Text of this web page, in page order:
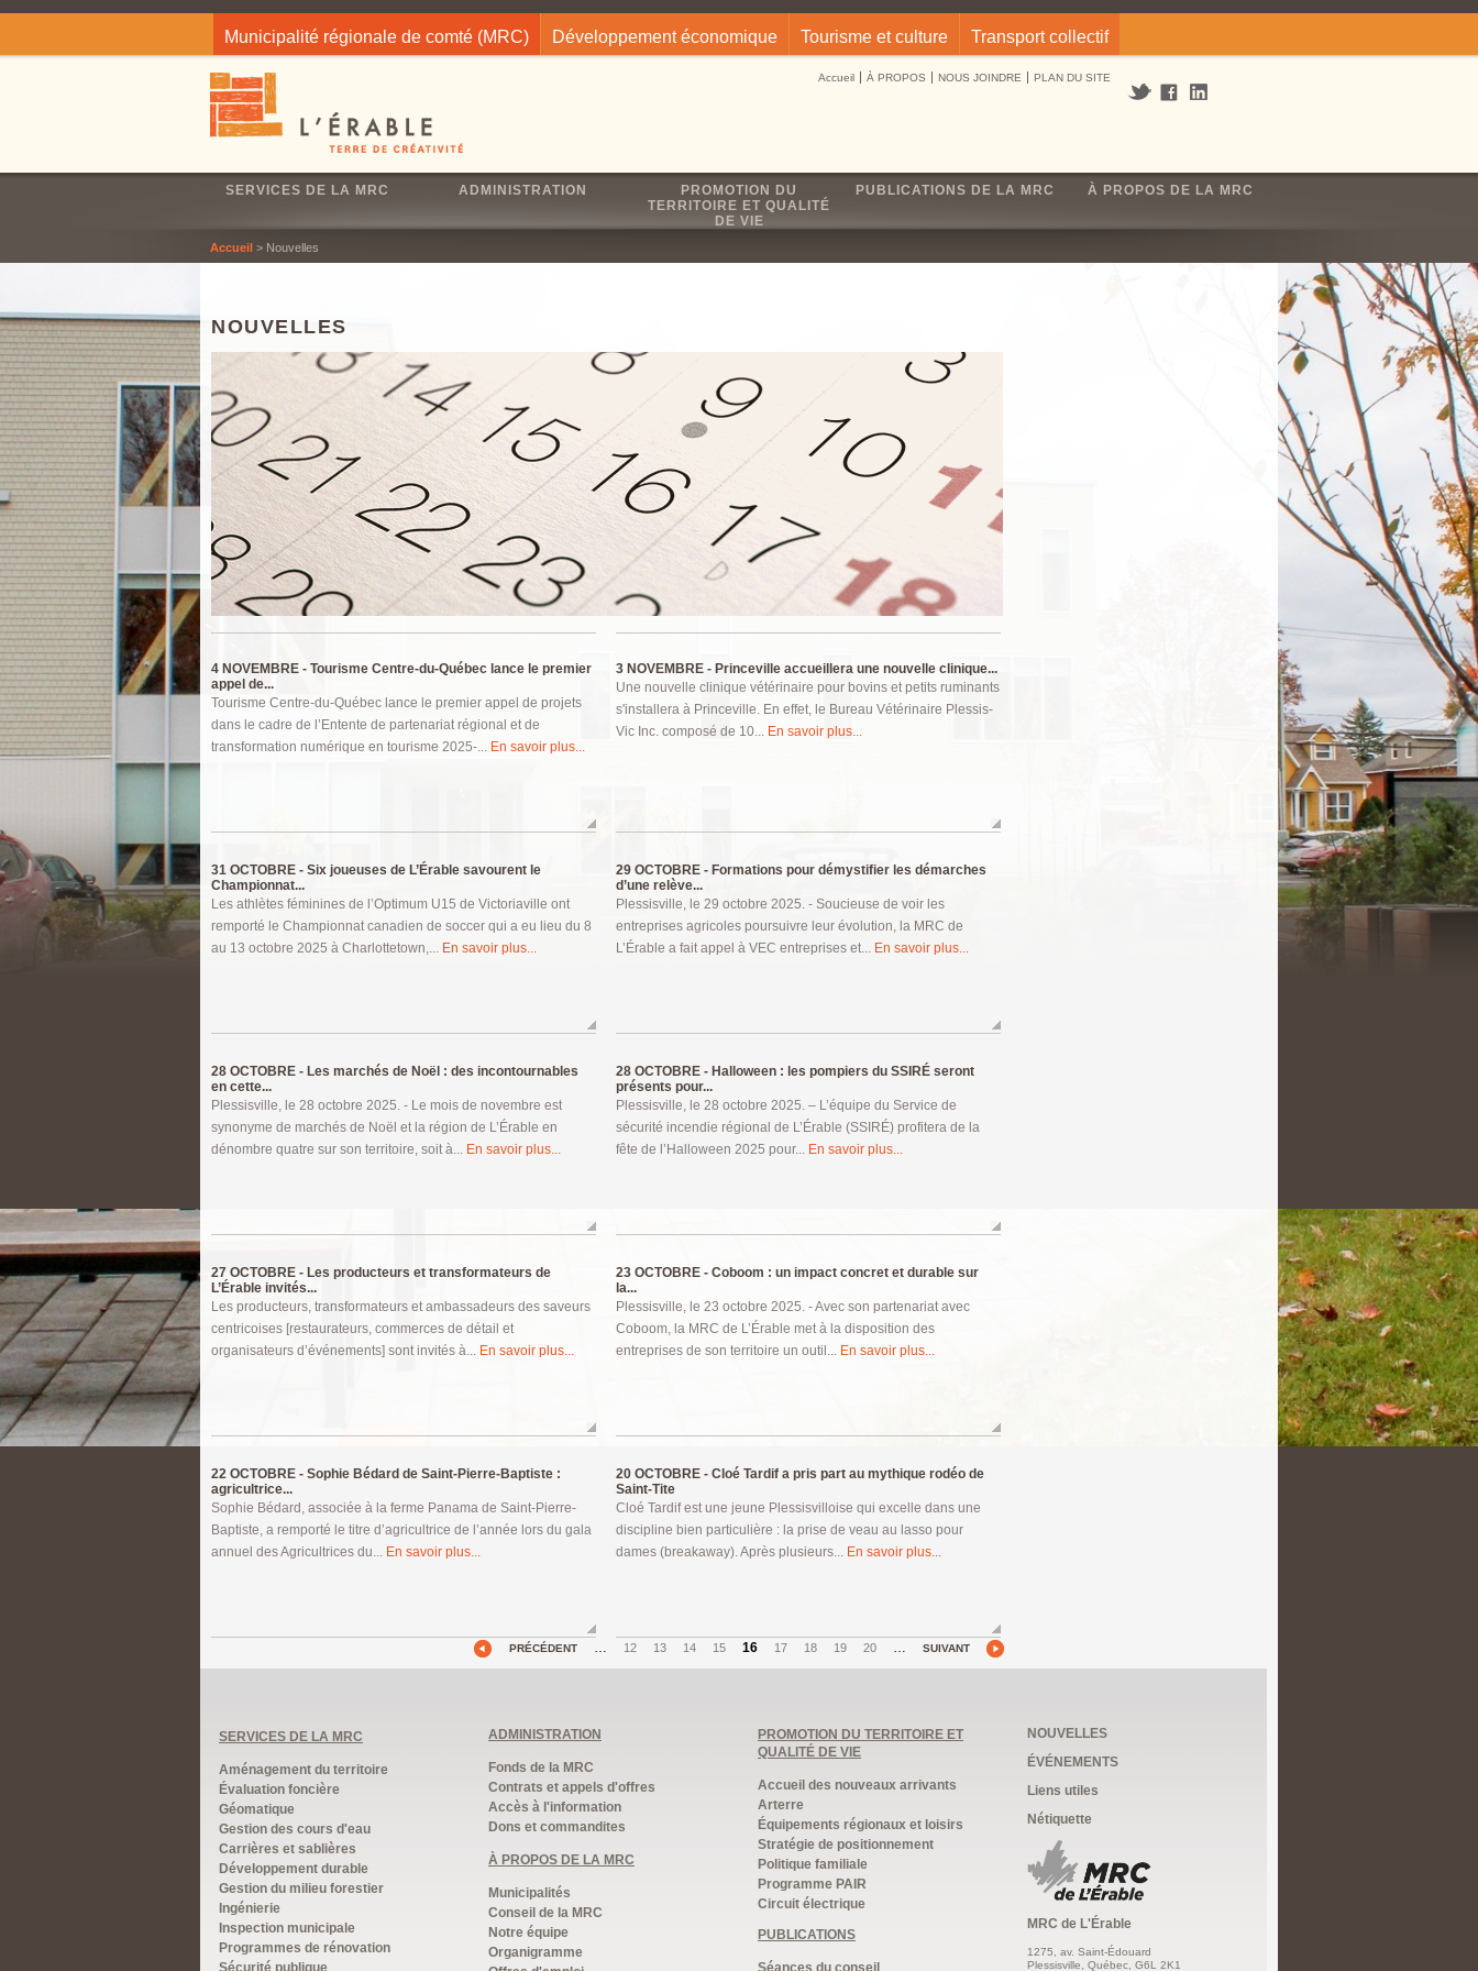
Municipalité régionale de comté (MRC) Développement économique Tourisme et culture Transport collectif
Accueil À PROPOS NOUS JOINDRE PLAN DU SITE
SERVICES DE LA MRC ADMINISTRATION
PROMOTION DU
TERRITOIRE ET QUALITÉ
DE VIE
PUBLICATIONS DE LA MRC À PROPOS DE LA MRC
Accueil> Nouvelles
NOUVELLES
4 NOVEMBRE - Tourisme Centre-du-Québec lance le premier
appel de...
Tourisme Centre-du-Québec lance le premier appel de projets
dans le cadre de l’Entente de partenariat régional et de
transformation numérique en tourisme 2025-... En savoir plus...
3 NOVEMBRE - Princeville accueillera une nouvelle clinique...
Une nouvelle clinique vétérinaire pour bovins et petits ruminants
s'installera à Princeville. En effet, le Bureau Vétérinaire Plessis-
Vic Inc. composé de 10... En savoir plus...
31 OCTOBRE - Six joueuses de L’Érable savourent le
Championnat...
Les athlètes féminines de l’Optimum U15 de Victoriaville ont
remporté le Championnat canadien de soccer qui a eu lieu du 8
au 13 octobre 2025 à Charlottetown,... En savoir plus...
29 OCTOBRE - Formations pour démystifier les démarches
d’une relève...
Plessisville, le 29 octobre 2025. - Soucieuse de voir les
entreprises agricoles poursuivre leur évolution, la MRC de
L’Érable a fait appel à VEC entreprises et... En savoir plus...
28 OCTOBRE - Les marchés de Noël : des incontournables
en cette...
Plessisville, le 28 octobre 2025. - Le mois de novembre est
synonyme de marchés de Noël et la région de L’Érable en
dénombre quatre sur son territoire, soit à... En savoir plus...
28 OCTOBRE - Halloween : les pompiers du SSIRÉ seront
présents pour...
Plessisville, le 28 octobre 2025. – L’équipe du Service de
sécurité incendie régional de L’Érable (SSIRÉ) profitera de la
fête de l’Halloween 2025 pour... En savoir plus...
27 OCTOBRE - Les producteurs et transformateurs de
L’Érable invités...
Les producteurs, transformateurs et ambassadeurs des saveurs
centricoises [restaurateurs, commerces de détail et
organisateurs d’événements] sont invités à... En savoir plus...
23 OCTOBRE - Coboom : un impact concret et durable sur
la...
Plessisville, le 23 octobre 2025. - Avec son partenariat avec
Coboom, la MRC de L’Érable met à la disposition des
entreprises de son territoire un outil... En savoir plus...
22 OCTOBRE - Sophie Bédard de Saint-Pierre-Baptiste :
agricultrice...
Sophie Bédard, associée à la ferme Panama de Saint-Pierre-
Baptiste, a remporté le titre d’agricultrice de l’année lors du gala
annuel des Agricultrices du... En savoir plus...
20 OCTOBRE - Cloé Tardif a pris part au mythique rodéo de
Saint-Tite
Cloé Tardif est une jeune Plessisvilloise qui excelle dans une
discipline bien particulière : la prise de veau au lasso pour
dames (breakaway). Après plusieurs... En savoir plus...
Pages
PRÉCÉDENT … 12 13 14 15 16 17 18 19 20 … SUIVANT
SERVICES DE LA MRC
Aménagement du territoire
Évaluation foncière
Géomatique
Gestion des cours d'eau
Carrières et sablières
Développement durable
Gestion du milieu forestier
Ingénierie
Inspection municipale
Programmes de rénovation
Sécurité publique
ADMINISTRATION
Fonds de la MRC
Contrats et appels d'offres
Accès à l'information
Dons et commandites
À PROPOS DE LA MRC
Municipalités
Conseil de la MRC
Notre équipe
Organigramme
PROMOTION DU TERRITOIRE ET
QUALITÉ DE VIE
Accueil des nouveaux arrivants
Arterre
Équipements régionaux et loisirs
Stratégie de positionnement
Politique familiale
Programme PAIR
Circuit électrique
PUBLICATIONS
Séances du conseil
NOUVELLES
ÉVÉNEMENTS
Liens utiles
Nétiquette
MRC de L'Érable
1275, av. Saint-Édouard
Plessisville, Québec, G6L 2K1